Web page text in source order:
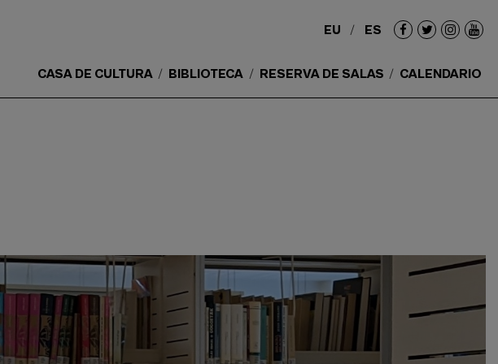
EU ES
sociales
Main
CASA DE CULTURA BIBLIOTECA RESERVA DE SALAS CALENDARIO